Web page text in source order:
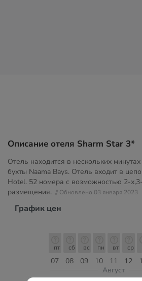
Описание отеля Sharm Star 3*
Отель находится в нескольких
бухты Naama Bays. Отель входит в
Hotel. 52 номера с возможностью 2-
размещения. // Обновлено 03 января 2023
График цен
07
пт
08
сб
09
вс
10
пн
11
вт
12
ср
Август